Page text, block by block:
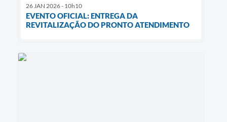
26 JAN 2026 - 10h10
EVENTO OFICIAL: ENTREGA DA
REVITALIZAÇÃO DO PRONTO ATENDIMENTO